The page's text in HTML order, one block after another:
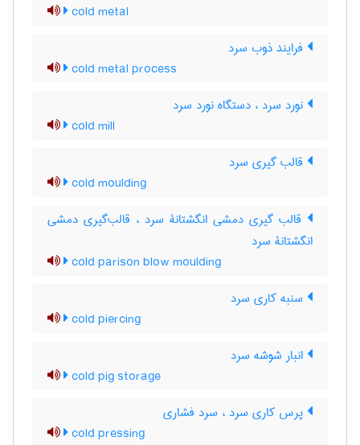
cold metal
فرایند ذوب سرد
cold metal process
نورد سرد ، دستگاه نورد سرد
cold mill
قالب گیری سرد
cold moulding
قالب گیری دمشی انگشتانۀ سرد ، قالب‌گیری دمشی
انگشتانۀ سرد
cold parison blow moulding
سنبه کاری سرد
cold piercing
انبار شوشه سرد
cold pig storage
پرس کاری سرد ، سرد فشاری
cold pressing